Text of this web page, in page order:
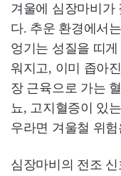
겨울에 심장마비가
다. 추운 환경에서
엉기는 성질을 띠
워지고, 이미 좁아
장 근육으로 가는
뇨, 고지혈증이 있
우라면 겨울철 위
심장마비의 전조